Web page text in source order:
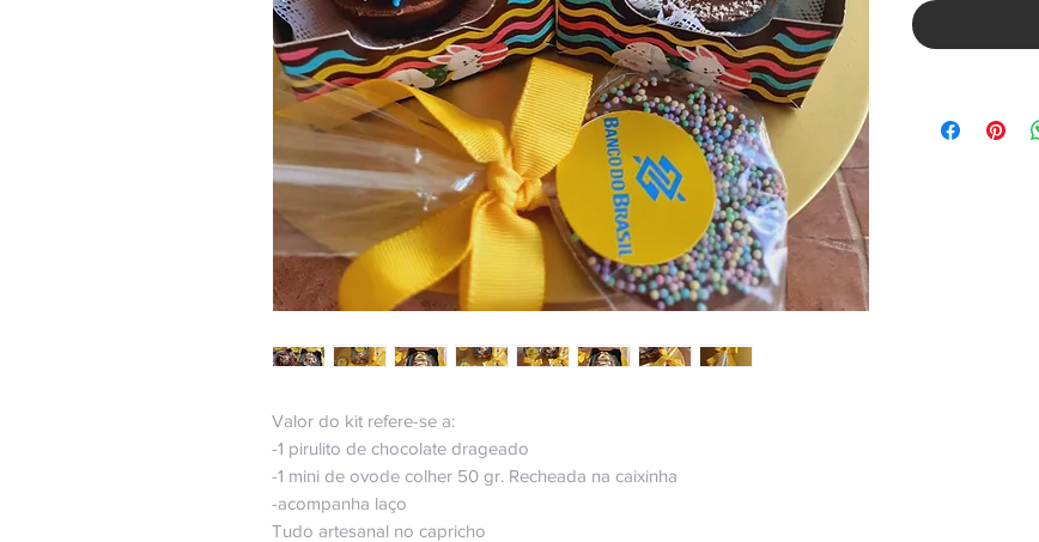
Valor do kit refere-se a:
-1 pirulito de chocolate drageado
-1 mini de ovode colher 50 gr. Recheada na caixinha
-acompanha laço
Tudo artesanal no capricho